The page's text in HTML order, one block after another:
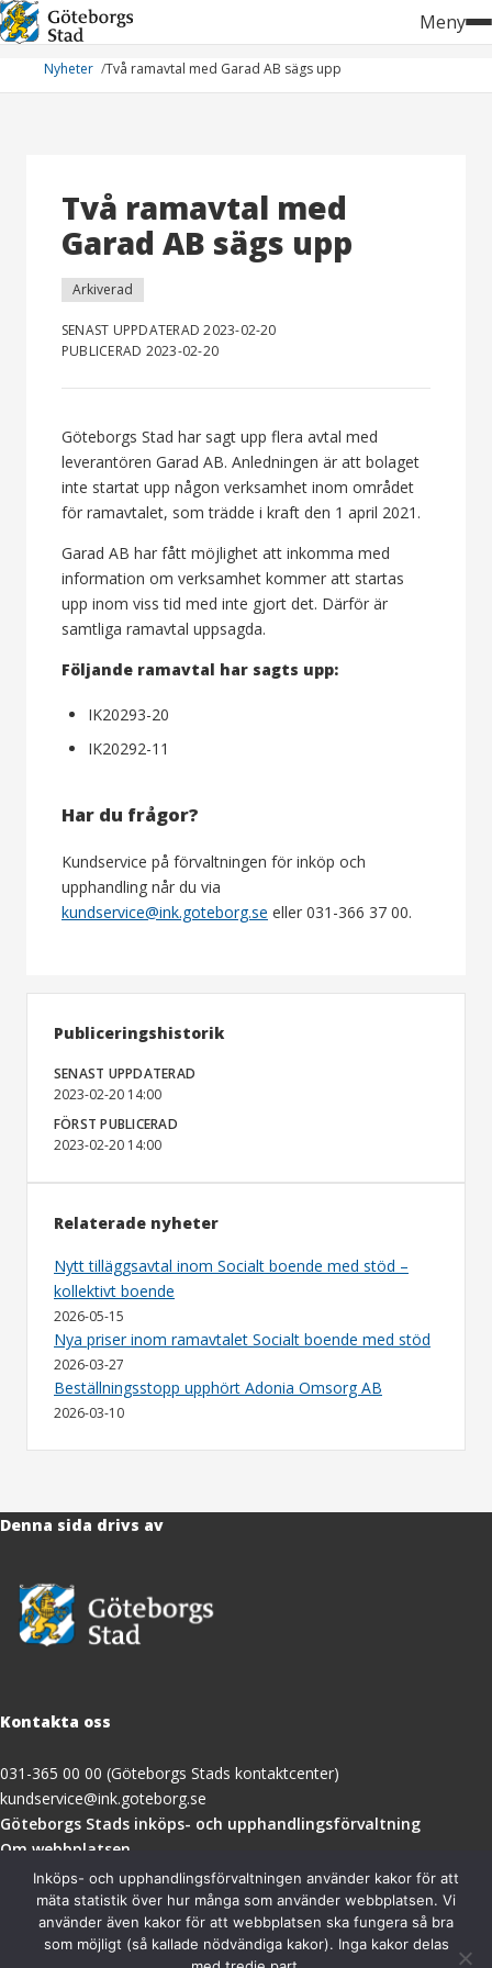
Hoppa
till
innehåll
Meny
Nyheter Två ramavtal med Garad AB sägs upp
Två ramavtal med
Garad AB sägs upp
Arkiverad
SENAST UPPDATERAD 2023-02-20
PUBLICERAD 2023-02-20
Göteborgs Stad har sagt upp flera avtal med
leverantören Garad AB. Anledningen är att bolaget
inte startat upp någon verksamhet inom området
för ramavtalet, som trädde i kraft den 1 april 2021.
Garad AB har fått möjlighet att in­komma med
information om verksamhet kommer att startas
upp inom viss tid med inte gjort det. Därför är
samtliga ramavtal uppsagda.
Följande ramavtal har sagts upp:
IK20293-20
IK20292-11
Har du frågor?
Kundservice på förvaltningen för inköp och
upphandling når du via
kundservice@ink.goteborg.se eller 031-366 37 00.
Publiceringshistorik
SENAST UPPDATERAD
2023-02-20 14:00
FÖRST PUBLICERAD
2023-02-20 14:00
Relaterade nyheter
Nytt tilläggsavtal inom Socialt boende med stöd –
kollektivt boende
2026-05-15
Nya priser inom ramavtalet Socialt boende med stöd
2026-03-27
Beställningsstopp upphört Adonia Omsorg AB
2026-03-10
Denna sida drivs av
Kontakta oss
031-365 00 00 (Göteborgs Stads kontaktcenter)
kundservice@ink.goteborg.se
Göteborgs Stads inköps- och upphandlingsförvaltning(öppnas
nytt
fönster)
Om webbplatsen
Tillgänglighetsredogörelse
Besöksadress
Inköps- och upphandlingsförvaltningen använder kakor för att
mäta statistik över hur många som använder webbplatsen. Vi
använder även kakor för att webbplatsen ska fungera så bra
som möjligt (så kallade nödvändiga kakor). Inga kakor delas